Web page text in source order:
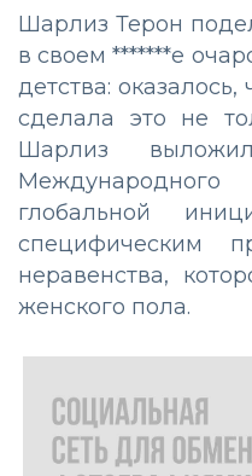
Шарлиз Терон
в своем *******е
детства:
сделала это не
Шарлиз
глобальной
специфическим
неравенства,
женского пола.